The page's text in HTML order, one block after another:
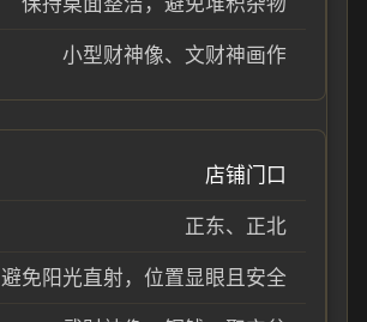
小型财神像、文财神画作
店铺门口
正东、正北
避免阳光直射，位置显眼且安全